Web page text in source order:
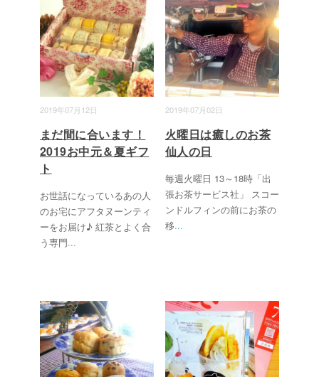
2019年07月12日
まだ間に合います！
2019お中元＆夏ギフ
ト
お世話になっているあの人
のお宅にアフタヌーンティ
ーをお届け♪ 紅茶とよく合
う専門...
2019年07月02日
火曜日は癒しのお茶
仙人の日
毎週火曜日 13～18時「出
張お茶サービス社」 スコー
ンドルフィンの前にお茶の
移...